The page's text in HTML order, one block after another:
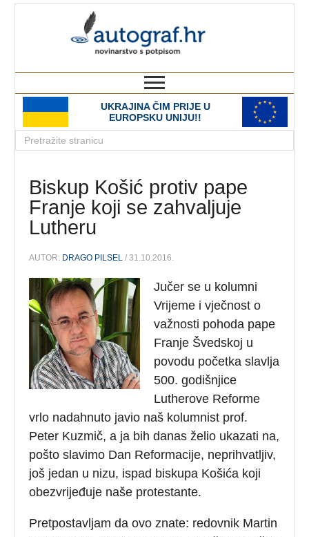
UKRAJINA ČIM PRIJE U
EUROPSKU UNIJU!!
Biskup Košić protiv pape
Franje koji se zahvaljuje
Lutheru
AUTOR: DRAGO PILSEL / 31.10.2016.
Jučer se u kolumni
Vrijeme i vječnost o
važnosti pohoda pape
Franje Švedskoj u
povodu početka slavlja
500. godišnjice
Lutherove Reforme
vrlo nadahnuto javio naš kolumnist prof.
Peter Kuzmič, a ja bih danas želio ukazati na,
pošto slavimo Dan Reformacije, neprihvatljiv,
još jedan u nizu, ispad biskupa Košića koji
obezvrijeđuje naše protestante.
Pretpostavljam da ovo znate: redovnik Martin